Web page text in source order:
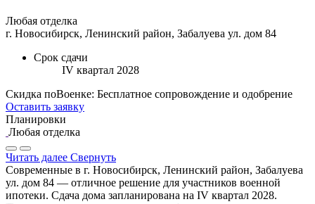
Любая отделка
г. Новосибирск, Ленинский район, Забалуева ул. дом 84
Срок сдачи
IV квартал 2028
Скидка поВоенке: Бесплатное сопровождение и одобрение
Оставить заявку
Планировки
Любая отделка
Читать далее Свернуть
Современные в г. Новосибирск, Ленинский район, Забалуева
ул. дом 84 — отличное решение для участников военной
ипотеки. Сдача дома запланирована на IV квартал 2028.